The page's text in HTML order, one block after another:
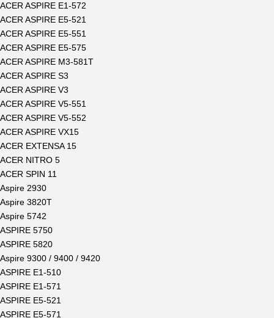
ACER ASPIRE E1-572
ACER ASPIRE E5-521
ACER ASPIRE E5-551
ACER ASPIRE E5-575
ACER ASPIRE M3-581T
ACER ASPIRE S3
ACER ASPIRE V3
ACER ASPIRE V5-551
ACER ASPIRE V5-552
ACER ASPIRE VX15
ACER EXTENSA 15
ACER NITRO 5
ACER SPIN 11
Aspire 2930
Aspire 3820T
Aspire 5742
ASPIRE 5750
ASPIRE 5820
Aspire 9300 / 9400 / 9420
ASPIRE E1-510
ASPIRE E1-571
ASPIRE E5-521
ASPIRE E5-571